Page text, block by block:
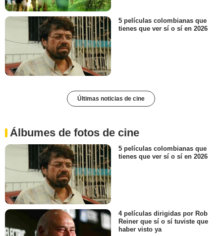
5 películas colombianas que
tienes que ver sí o sí en 2026
Últimas noticias de cine
Álbumes de fotos de cine
5 películas colombianas que
tienes que ver sí o sí en 2026
4 películas dirigidas por Rob
Reiner que sí o sí tuviste que
haber visto ya